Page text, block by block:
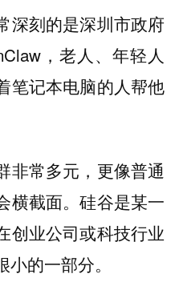
深刻的是深圳市政府
，老人、年轻人
笔记本电脑的人帮他
非常多元，更像普通
横截面。硅谷是某一
创业公司或科技行业
的一部分。